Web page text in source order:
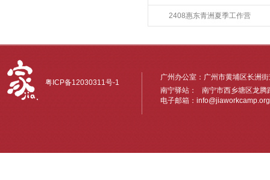
2408惠东青洲夏季工作营
粤ICP备12030311号-1
广州办公室：广州市黄埔区长洲
南宁驿站： 南宁市西乡塘区龙
电子邮箱： info@jiaworkcamp.org